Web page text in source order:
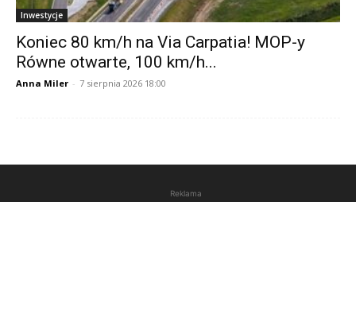
Inwestycje
Koniec 80 km/h na Via Carpatia! MOP-y
Równe otwarte, 100 km/h...
Anna Miler - 7 sierpnia 2026 18:00
Reklama